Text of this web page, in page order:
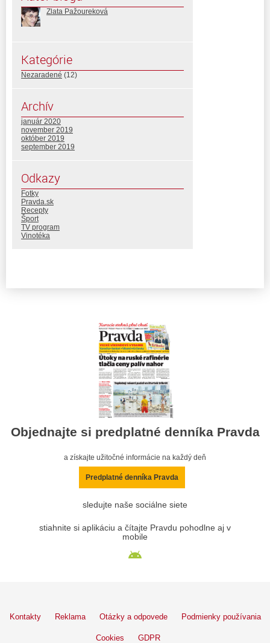
Zlata Pažoureková
Kategórie
Nezaradené (12)
Archív
január 2020
november 2019
október 2019
september 2019
Odkazy
Fotky
Pravda.sk
Recepty
Šport
TV program
Vinotéka
Objednajte si predplatné denníka Pravda
a získajte užitočné informácie na každý deň
Predplatné denníka Pravda
sledujte naše sociálne siete
stiahnite si aplikáciu a čítajte Pravdu pohodlne aj v
mobile
Kontakty Reklama Otázky a odpovede Podmienky používania
Cookies GDPR